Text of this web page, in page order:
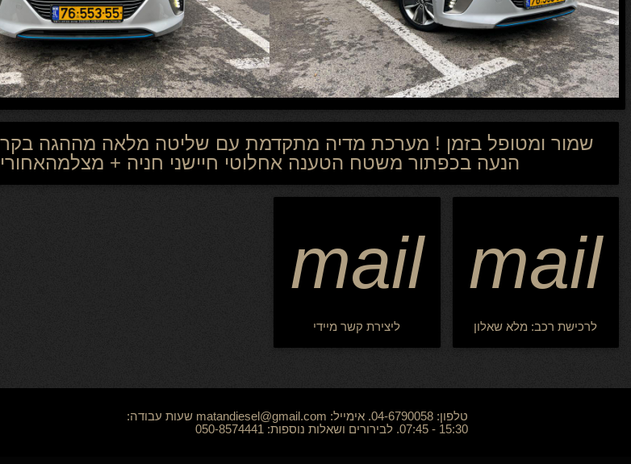
שמור ומטופל בזמן ! מערכת מדיה מתקדמת עם שליטה מלאה מההגה
הנעה בכפתור משטח הטענה אחלוטי חיישני חניה +
mail
לרכישת רכב: מלא שאלון
mail
ליצירת קשר מיידי
טלפון: 04-6790058. אימייל: matandiesel@gmail.com שעות עבודה:
15:30 - 07:45. לבירורים ושאלות נוספות: 050-8574441